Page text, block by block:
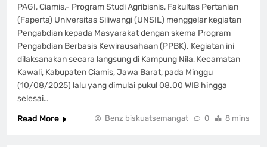
PAGI, Ciamis,- Program Studi Agribisnis, Fakultas Pertanian
(Faperta) Universitas Siliwangi (UNSIL) menggelar kegiatan
Pengabdian kepada Masyarakat dengan skema Program
Pengabdian Berbasis Kewirausahaan (PPBK). Kegiatan ini
dilaksanakan secara langsung di Kampung Nila, Kecamatan
Kawali, Kabupaten Ciamis, Jawa Barat, pada Minggu
(10/08/2025) lalu yang dimulai pukul 08.00 WIB hingga
selesai…
Read More
Benz biskuatsemangat 0 8 mins